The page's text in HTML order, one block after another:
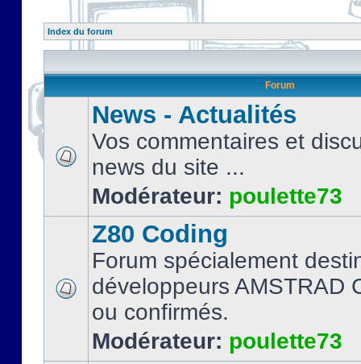
Index du forum
Forum
News - Actualités
Vos commentaires et
news du site ...
Modérateur: poulette73
Z80 Coding
Forum spécialement
développeurs AMSTRAD
ou confirmés.
Modérateur: poulette73